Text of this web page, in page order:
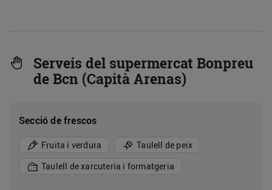
Serveis del supermercat Bonpreu
de Bcn (Capità Arenas)
Secció de frescos
Fruita i verdura
Taulell de peix
Taulell de xarcuteria i formatgeria